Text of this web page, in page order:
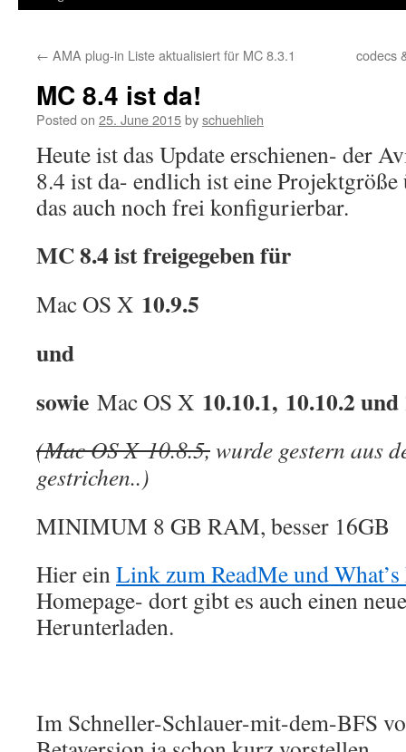
← AMA plug-in Liste aktualisiert für MC 8.3.1 codecs
MC 8.4 ist da!
Posted on 25. June 2015byschuehlieh
Heute ist das Update erschienen- der
8.4 ist da- endlich ist eine
das auch noch frei konfigurierbar.
MC 8.4 ist freigegeben für
Mac OS X 10.9.5
und
sowie Mac OS X 10.10.1, 10.10.2 und
(Mac OS X 10.8.5,wurde gestern aus
gestrichen..)
MINIMUM 8 GB RAM, besser 16GB
Hier einLink zum ReadMe und What’s
Homepage- dort gibt es auch einen
Herunterladen.
Im Schneller-Schlauer-mit-dem-BFS